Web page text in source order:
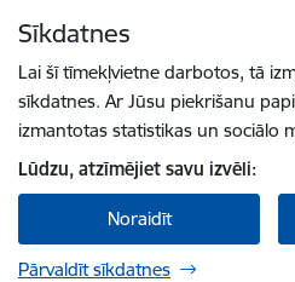
Sīkdatnes
Lai šī tīmekļvietne darbotos, tā
sīkdatnes. Ar Jūsu piekrišanu
izmantotas statistikas un sociālo
Lūdzu, atzīmējiet savu izvēli:
Noraidīt
Pārvaldīt sīkdatnes